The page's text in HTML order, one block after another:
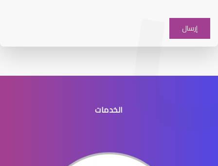
جراحه تجميل العيونالخدمات